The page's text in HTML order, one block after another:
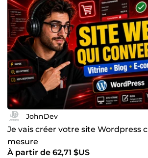
JohnDev
Je vais créer votre site Wordpress
mesure
À partir de 62,71 $US